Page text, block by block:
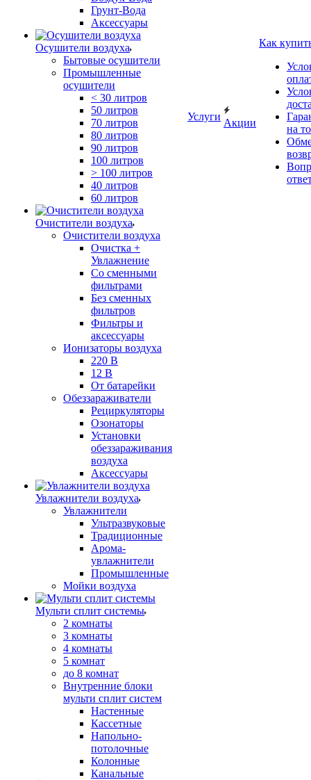
Грунт-Вода
Аксессуары
Осушители воздуха
Бытовые осушители
Промышленные
осушители
< 30 литров
50 литров
70 литров
80 литров
90 литров
100 литров
> 100 литров
40 литров
60 литров
Очистители воздуха
Очистители воздуха
Очистка +
Увлажнение
Cо сменными
фильтрами
Без сменных
фильтров
Фильтры и
аксессуары
Ионизаторы воздуха
220 В
12 В
От батарейки
Обеззараживатели
Рециркуляторы
Озонаторы
Установки
обеззараживания
воздуха
Аксессуары
Увлажнители воздуха
Увлажнители
Ультразвуковые
Традиционные
Арома-
увлажнители
Промышленные
Мойки воздуха
Мульти сплит системы
2 комнаты
3 комнаты
4 комнаты
5 комнат
до 8 комнат
Внутренние блоки
мульти сплит систем
Настенные
Кассетные
Напольно-
потолочные
Колонные
Канальные
Услуги
Акции
Как
на